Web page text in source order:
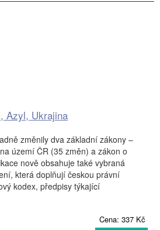
Azyl, Ukrajina
změnily dva základní zákony –
území ČR (35 změn) a zákon o
nově obsahuje také vybraná
která doplňují českou právní
kodex, předpisy týkající
Cena: 337 Kč